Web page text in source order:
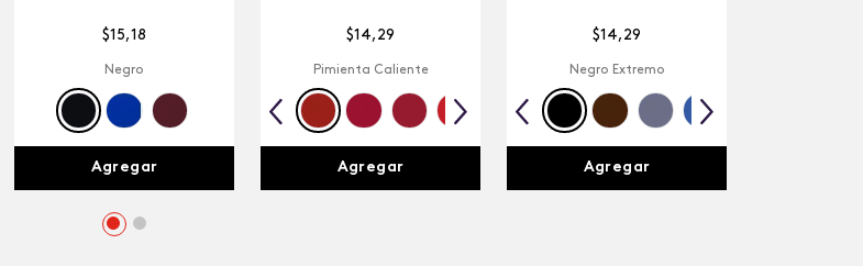
$15,18
Negro
Agregar
$14, 29
Pimienta Caliente
Agregar
$14, 29
Negro Extremo
Agregar